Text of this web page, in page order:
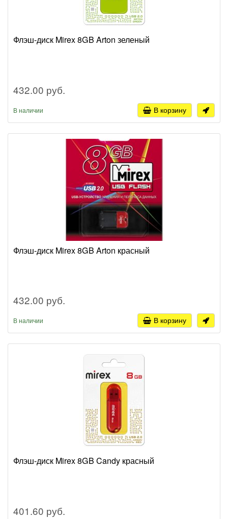
Флэш-диск Mirex 8GB Arton зеленый
432.00 руб.
В наличии В корзину
Флэш-диск Mirex 8GB Arton красный
432.00 руб.
В наличии В корзину
Флэш-диск Mirex 8GB Candy красный
401.60 руб.